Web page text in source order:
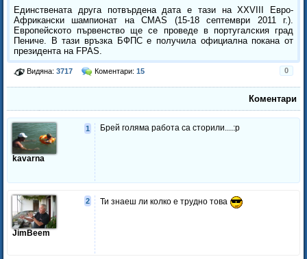
Единствената друга потвърдена дата е тази на XXVIII Евро-
Африкански шампионат на CMAS (15-18 септември 2011 г.).
Европейското първенство ще се проведе в португалския град
Пениче. В тази връзка БФПС е получила официална покана от
президента на FPAS.
Видяна: 3717 Коментари: 15 0
Коментари
kavarna
1 Брей голяма работа са сторили....:p
JimBeem
2 Ти знаеш ли колко е трудно това